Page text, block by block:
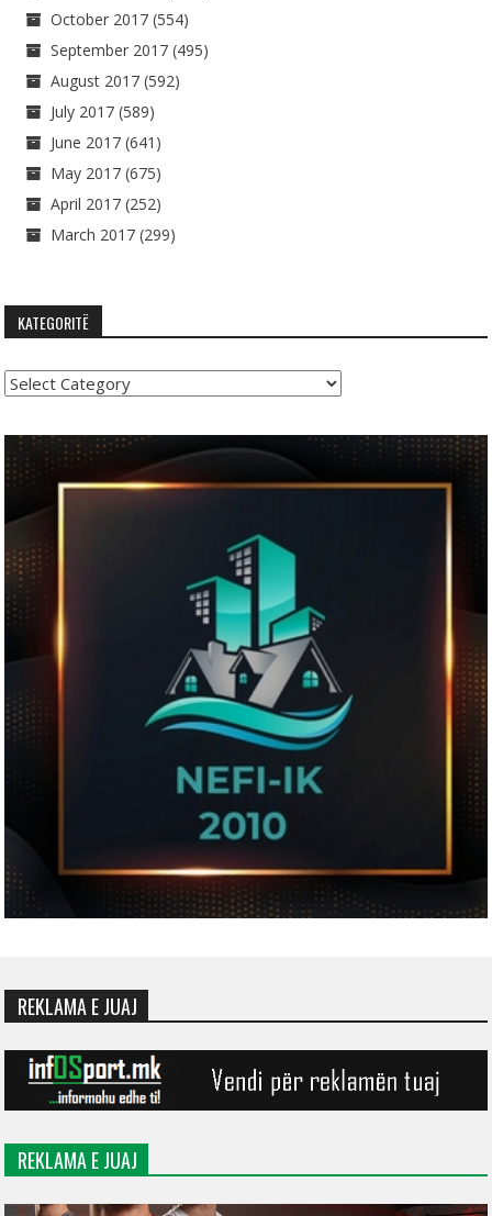
October 2017 (554)
September 2017 (495)
August 2017 (592)
July 2017 (589)
June 2017 (641)
May 2017 (675)
April 2017 (252)
March 2017 (299)
KATEGORITË
Kategoritë
REKLAMA E JUAJ
REKLAMA E JUAJ